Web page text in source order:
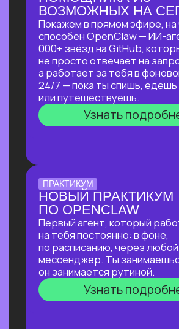
Узнать подробнее
БОЛЬШОЙ ПРАКТИКУМ
ПО СОЗДАНИЮ
ВИЗУАЛЬНОГО КОНТЕНТА
С ИИ-ИНСТРУМЕНТАМИ,
ДОСТУПНЫМИ В РФ
За 2 часа покажем, как создавать
трендовый видеоконтент уровня Veo‑3,
цифровых аватаров и визуал
ОТКРЫТАЯ ЛЕКЦИЯ
ИИ ДЛЯ РУКОВОДИТЕЛЯ:
КАК ОСВОБОДИТЬ 10+
ЧАСОВ В НЕДЕЛЮ
И ПОВЫСИТЬ
ЭФФЕКТИВНОСТЬ
КОМАНДЫ?
И перейти от «Мне не хватает времени
разобраться с ИИ» к «Часть вопросов
и процессов закрывает ИИ»
Узнать подробнее